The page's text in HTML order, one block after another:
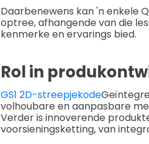
Daarbenewens kan 'n enkele
optree, afhangende van die
kenmerke en ervarings bied.
Rol in
GS1 2D-streepjekode
volhoubare en aanpasbare
Verder is innoverende
voorsieningsketting, van